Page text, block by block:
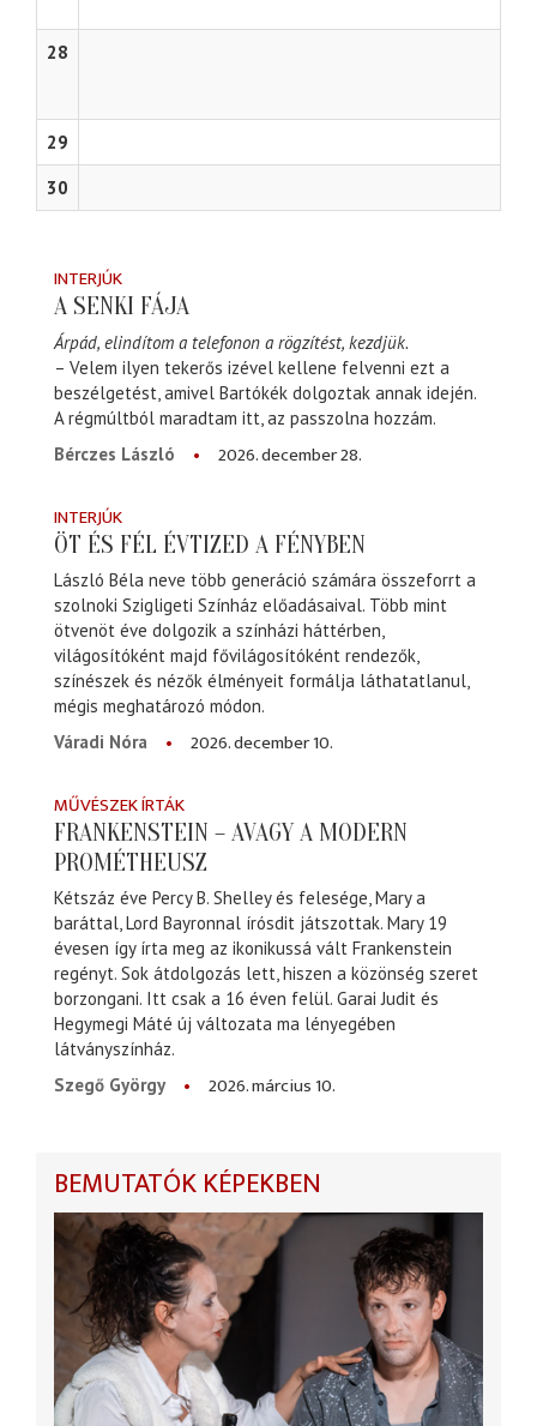
28
29
30
INTERJÚK
A SENKI FÁJA
Árpád, elindítom a telefonon a rögzítést, kezdjük.
– Velem ilyen tekerős izével kellene felvenni ezt a
beszélgetést, amivel Bartókék dolgoztak annak idején.
A régmúltból maradtam itt, az passzolna hozzám.
Bérczes László
2026. december 28.
INTERJÚK
ÖT ÉS FÉL ÉVTIZED A FÉNYBEN
László Béla neve több generáció számára összeforrt a
szolnoki Szigligeti Színház előadásaival. Több mint
ötvenöt éve dolgozik a színházi háttérben,
világosítóként majd fővilágosítóként rendezők,
színészek és nézők élményeit formálja láthatatlanul,
mégis meghatározó módon.
Váradi Nóra
2026. december 10.
MŰVÉSZEK ÍRTÁK
FRANKENSTEIN – AVAGY A MODERN
PROMÉTHEUSZ
Kétszáz éve Percy B. Shelley és felesége, Mary a
baráttal, Lord Bayronnal írósdit játszottak. Mary 19
évesen így írta meg az ikonikussá vált Frankenstein
regényt. Sok átdolgozás lett, hiszen a közönség szeret
borzongani. Itt csak a 16 éven felül. Garai Judit és
Hegymegi Máté új változata ma lényegében
látványszínház.
Szegő György
2026. március 10.
BEMUTATÓK KÉPEKBEN